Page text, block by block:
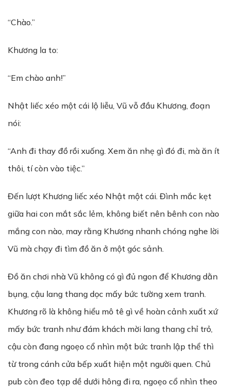
“Chào.”
Khương la to:
“Em chào anh!”
Nhật liếc xéo một cái lộ liễu, Vũ vỗ đầu Khương, đoạn
nói:
“Anh đi thay đồ rồi xuống. Xem ăn nhẹ gì đó đi, mà ăn ít
thôi, tí còn vào tiệc.”
Đến lượt Khương liếc xéo Nhật một cái. Đình mắc kẹt
giữa hai con mắt sắc lẻm, không biết nên bênh con nào
mắng con nào, may rằng Khương nhanh chóng nghe lời
Vũ mà chạy đi tìm đồ ăn ở một góc sảnh.
Đồ ăn chơi nhà Vũ không có gì đủ ngon để Khương dằn
bụng, cậu lang thang dọc mấy bức tường xem tranh.
Khương rõ là không hiểu mô tê gì về hoàn cảnh xuất xứ
mấy bức tranh như đám khách mời lang thang chỉ trỏ,
cậu còn đang ngoẹo cổ nhìn một bức tranh lập thể thì
từ trong cánh cửa bếp xuất hiện một người quen. Chủ
pub còn đeo tạp dề dưới hông đi ra, ngoẹo cổ nhìn theo